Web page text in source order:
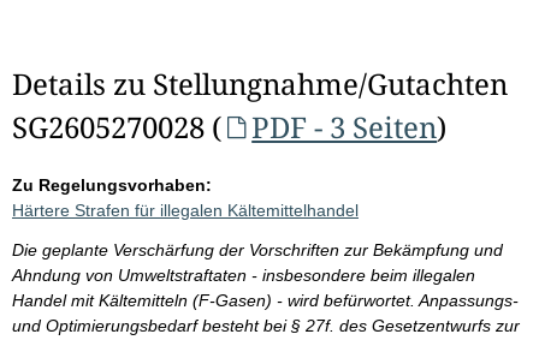
Details zu Stellungnahme/Gutachten
SG2605270028 (
PDF - 3 Seiten)
Zu Regelungsvorhaben:
Härtere Strafen für illegalen Kältemittelhandel
Die geplante Verschärfung der Vorschriften zur Bekämpfung und
Ahndung von Umweltstraftaten - insbesondere beim illegalen
Handel mit Kältemitteln (F-Gasen) - wird befürwortet. Anpassungs-
und Optimierungsbedarf besteht bei § 27f. des Gesetzentwurfs zur